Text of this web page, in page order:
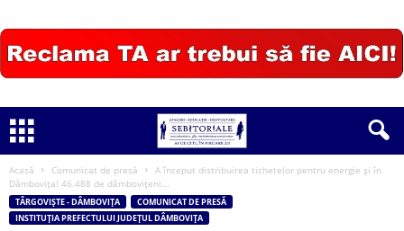
Acasă Comunicat de presă
A început distribuirea tichetelor pentru energie și în
Dâmbovița! 46.488 de dâmbovițeni...
TÂRGOVIȘTE - DÂMBOVIȚA
COMUNICAT DE PRESĂ
INSTITUȚIA PREFECTULUI JUDEȚUL DÂMBOVIȚA